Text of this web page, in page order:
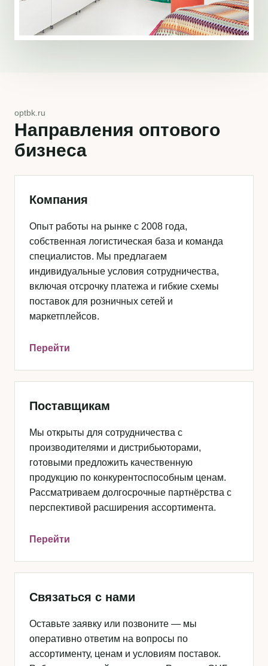
optbk.ru
Направления оптового
бизнеса
Компания
Опыт работы на рынке с 2008 года,
собственная логистическая база и команда
специалистов. Мы предлагаем
индивидуальные условия сотрудничества,
включая отсрочку платежа и гибкие схемы
поставок для розничных сетей и
маркетплейсов.
Перейти
Поставщикам
Мы открыты для сотрудничества с
производителями и дистрибьюторами,
готовыми предложить качественную
продукцию по конкурентоспособным ценам.
Рассматриваем долгосрочные партнёрства с
перспективой расширения ассортимента.
Перейти
Связаться с нами
Оставьте заявку или позвоните — мы
оперативно ответим на вопросы по
ассортименту, ценам и условиям поставок.